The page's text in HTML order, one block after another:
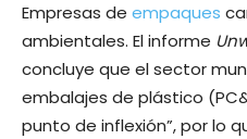
Empresas de empaques
ambientales. El informe
concluye que el sector
embalajes de plástico
punto de inflexión”, por lo